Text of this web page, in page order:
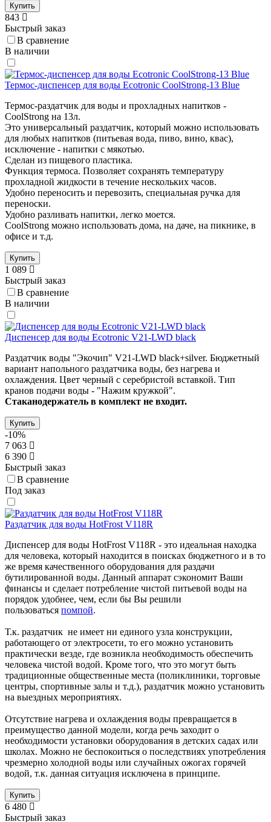
Купить
843
Быстрый заказ
В сравнение
В наличии
Термос-диспенсер для воды Ecotronic CoolStrong-13 Blue
Термос-раздатчик для воды и прохладных напитков -
CoolStrong на 13л.
Это универсальный раздатчик, который можно использовать
для любых напитков (питьевая вода, пиво, вино, квас),
исключение - напитки с мякотью.
Сделан из пищевого пластика.
Функция термоса. Позволяет сохранять температуру
прохладной жидкости в течение нескольких часов.
Удобно переносить и перевозить, специальная ручка для
переноски.
Удобно разливать напитки, легко моется.
CoolStrong можно использовать дома, на даче, на пикнике, в
офисе и т.д.
Купить
1 089
Быстрый заказ
В сравнение
В наличии
Диспенсер для воды Ecotronic V21-LWD black
Раздатчик воды "Экочип" V21-LWD black+silver. Бюджетный
вариант напольного раздатчика воды, без нагрева и
охлаждения. Цвет черный с серебристой вставкой. Тип
кранов подачи воды - "Нажим кружкой".
Стаканодержатель в комплект не входит.
Купить
-10%
7 063
6 390
Быстрый заказ
В сравнение
Под заказ
Раздатчик для воды HotFrost V118R
Диспенсер для воды HotFrost V118R - это идеальная находка
для человека, который находится в поисках бюджетного и в то
же время качественного оборудования для раздачи
бутилированной воды. Данный аппарат сэкономит Ваши
финансы и сделает потребление чистой питьевой воды на
порядок удобнее, чем, если бы Вы решили
пользоваться помпой.
Т.к. раздатчик не имеет ни единого узла конструкции,
работающего от электросети, то его можно установить
практически везде, где возникла необходимость обеспечить
человека чистой водой. Кроме того, что это могут быть
традиционные общественные места (поликлиники, торговые
центры, спортивные залы и т.д.), раздатчик можно установить
на выездных мероприятиях.
Отсутствие нагрева и охлаждения воды превращается в
преимущество данной модели, когда речь заходит о
необходимости установки оборудования в детских садах или
школах. Можно не беспокоиться о последствиях употребления
чрезмерно холодной воды или случайных ожогах горячей
водой, т.к. данная ситуация исключена в принципе.
Купить
6 480
Быстрый заказ